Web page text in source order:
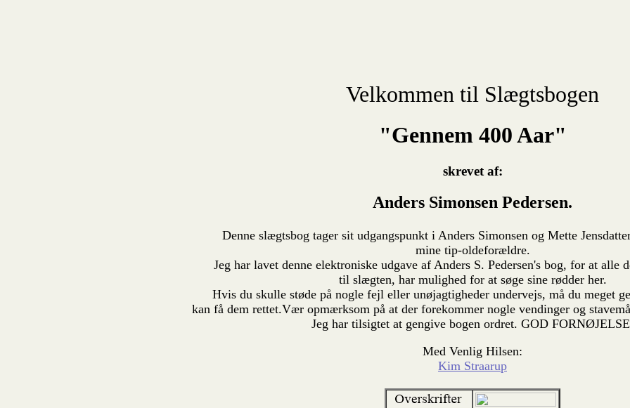
Velkommen til Slægtsbogen
"Gennem 400 Aar"
skrevet af:
Anders Simonsen Pedersen.
Denne slægtsbog tager sit udgangspunkt i Anders Simonsen og Mette
mine tip-oldeforældre.
Jeg har lavet denne elektroniske udgave af Anders S. Pedersen's bog, for at alle
til slægten, har mulighed for at søge sine rødder her.
Hvis du skulle støde på nogle fejl eller unøjagtigheder undervejs, må du meget
kan få dem rettet.Vær opmærksom på at der forekommer nogle vendinger og
Jeg har tilsigtet at gengive bogen ordret. GOD
Med Venlig Hilsen:
Kim Straarup